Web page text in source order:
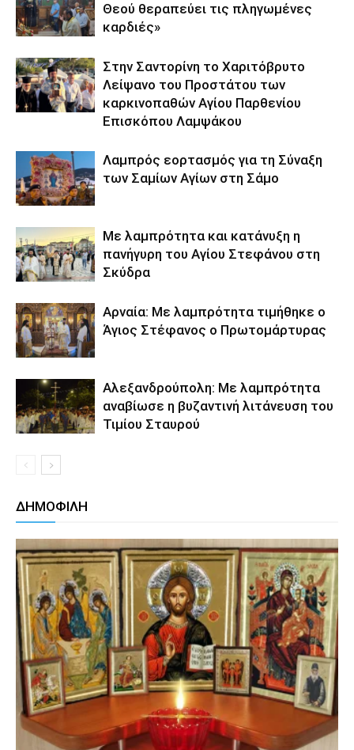
Θεού θεραπεύει τις πληγωμένες
καρδιές»
Στην Σαντορίνη το Χαριτόβρυτο
Λείψανο του Προστάτου των
καρκινοπαθών Αγίου Παρθενίου
Επισκόπου Λαμψάκου
Λαμπρός εορτασμός για τη Σύναξη
των Σαμίων Αγίων στη Σάμο
Με λαμπρότητα και κατάνυξη η
πανήγυρη του Αγίου Στεφάνου στη
Σκύδρα
Αρναία: Με λαμπρότητα τιμήθηκε ο
Άγιος Στέφανος ο Πρωτομάρτυρας
Αλεξανδρούπολη: Με λαμπρότητα
αναβίωσε η βυζαντινή λιτάνευση του
Τιμίου Σταυρού
ΔΗΜΟΦΙΛΗ